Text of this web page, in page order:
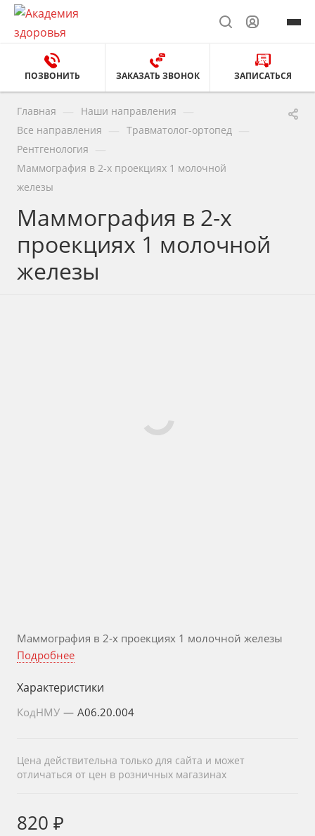
ПОЗВОНИТЬ ЗАКАЗАТЬ ЗВОНОК ЗАПИСАТЬСЯ
Главная Наши направления
Все направления Травматолог-ортопед
Рентгенология
Маммография в 2-х проекциях 1 молочной
железы
Маммография в 2-х
проекциях 1 молочной
железы
Маммография в 2-х проекциях 1 молочной железы
Подробнее
Характеристики
КодНМУ — A06.20.004
Цена действительна только для сайта и может
отличаться от цен в розничных магазинах
820 ₽